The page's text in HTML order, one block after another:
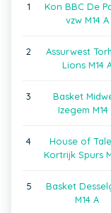
1
Kon BBC De
vzw M14 A
2
Assurwest
Lions M14
3
Basket
Izegem M14
4
House of
Kortrijk Spurs
5
Basket
M14 A